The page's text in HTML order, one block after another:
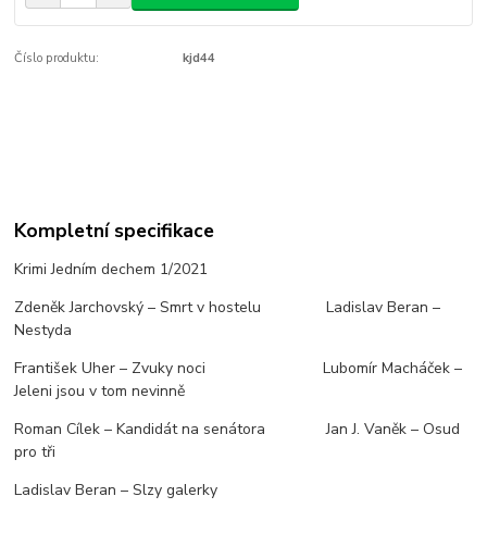
Číslo produktu: kjd44
Kompletní specifikace
Krimi Jedním dechem 1/2021
Zdeněk Jarchovský – Smrt v hostelu Ladislav Beran –
Nestyda
František Uher – Zvuky noci Lubomír Macháček –
Jeleni jsou v tom nevinně
Roman Cílek – Kandidát na senátora Jan J. Vaněk – Osud
pro tři
Ladislav Beran – Slzy galerky